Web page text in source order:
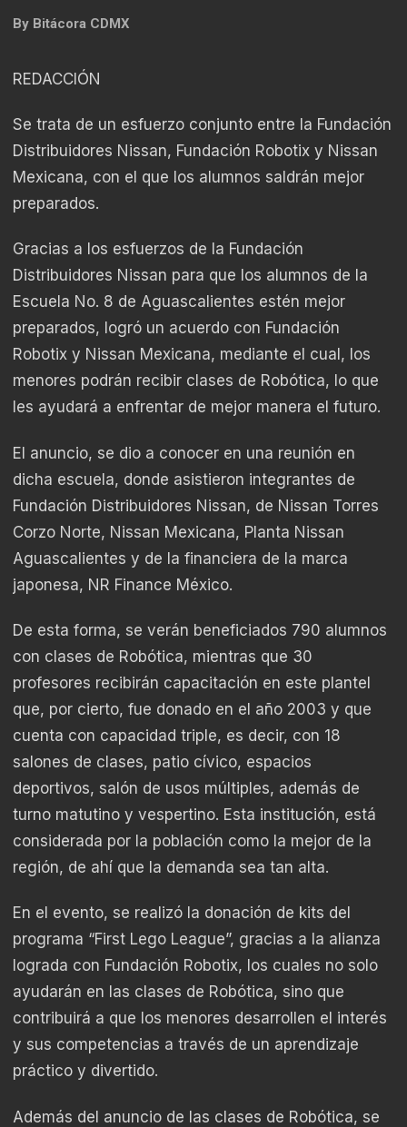
By Bitácora CDMX
REDACCIÓN
Se trata de un esfuerzo conjunto entre la Fundación
Distribuidores Nissan, Fundación Robotix y Nissan
Mexicana, con el que los alumnos saldrán mejor
preparados.
Gracias a los esfuerzos de la Fundación
Distribuidores Nissan para que los alumnos de la
Escuela No. 8 de Aguascalientes estén mejor
preparados, logró un acuerdo con Fundación
Robotix y Nissan Mexicana, mediante el cual, los
menores podrán recibir clases de Robótica, lo que
les ayudará a enfrentar de mejor manera el futuro.
El anuncio, se dio a conocer en una reunión en
dicha escuela, donde asistieron integrantes de
Fundación Distribuidores Nissan, de Nissan Torres
Corzo Norte, Nissan Mexicana, Planta Nissan
Aguascalientes y de la financiera de la marca
japonesa, NR Finance México.
De esta forma, se verán beneficiados 790 alumnos
con clases de Robótica, mientras que 30
profesores recibirán capacitación en este plantel
que, por cierto, fue donado en el año 2003 y que
cuenta con capacidad triple, es decir, con 18
salones de clases, patio cívico, espacios
deportivos, salón de usos múltiples, además de
turno matutino y vespertino. Esta institución, está
considerada por la población como la mejor de la
región, de ahí que la demanda sea tan alta.
En el evento, se realizó la donación de kits del
programa “First Lego League”, gracias a la alianza
lograda con Fundación Robotix, los cuales no solo
ayudarán en las clases de Robótica, sino que
contribuirá a que los menores desarrollen el interés
y sus competencias a través de un aprendizaje
práctico y divertido.
Además del anuncio de las clases de Robótica, se